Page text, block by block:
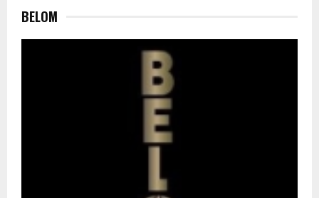
BELOM